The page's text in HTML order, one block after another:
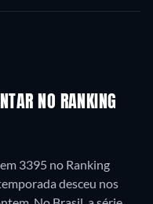
NO RANKING
3395 no Ranking
desceu nos